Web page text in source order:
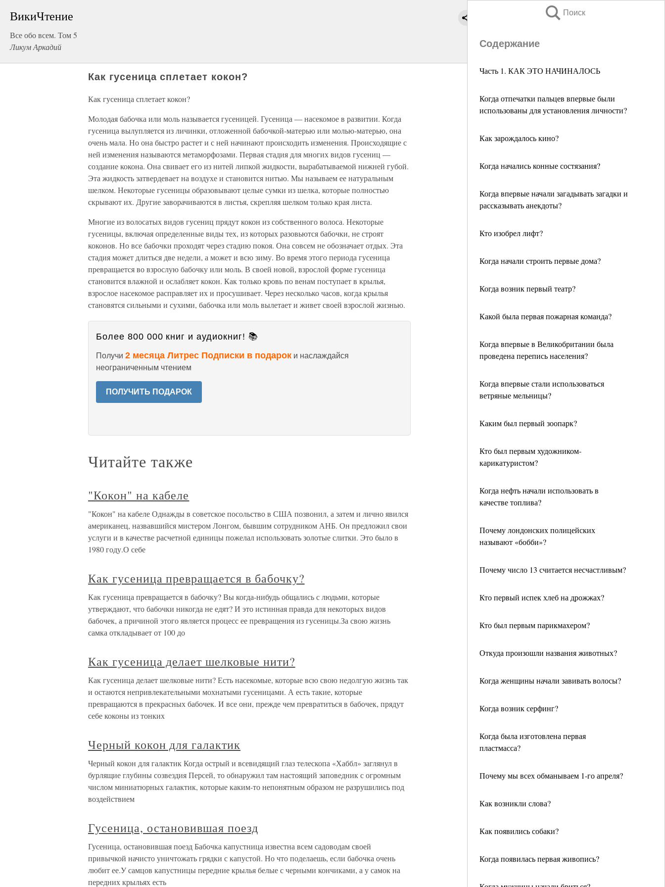
ВикиЧтение
Все обо всем. Том 5
Ликум Аркадий
Поиск
Содержание
Часть 1. КАК ЭТО НАЧИНАЛОСЬ
Когда отпечатки пальцев впервые были
использованы для установления личности?
Как зарождалось кино?
Когда начались конные состязания?
Когда впервые начали загадывать загадки и
рассказывать анекдоты?
Кто изобрел лифт?
Когда начали строить первые дома?
Когда возник первый театр?
Какой была первая пожарная команда?
Когда впервые в Великобритании была
проведена перепись населения?
Когда впервые стали использоваться
ветряные мельницы?
Каким был первый зоопарк?
Кто был первым художником-
карикатуристом?
Когда нефть начали использовать в
качестве топлива?
Почему лондонских полицейских
называют «бобби»?
Почему число 13 считается несчастливым?
Кто первый испек хлеб на дрожжах?
Кто был первым парикмахером?
Откуда произошли названия животных?
Когда женщины начали завивать волосы?
Когда возник серфинг?
Когда была изготовлена первая
пластмасса?
Почему мы всех обманываем 1-го апреля?
Как возникли слова?
Как появились собаки?
Когда появилась первая живопись?
Как гусеница сплетает кокон?
Как гусеница сплетает кокон?
Молодая бабочка или моль называется гусеницей. Гусеница — насекомое в развитии. Когда
гусеница вылупляется из личинки, отложенной бабочкой-матерью или молью-матерью, она
очень мала. Но она быстро растет и с ней начинают происходить изменения. Происходящие с
ней изменения называются метаморфозами. Первая стадия для многих видов гусениц —
создание кокона. Она свивает его из нитей липкой жидкости, вырабатываемой нижней губой.
Эта жидкость затвердевает на воздухе и становится нитью. Мы называем ее натуральным
шелком. Некоторые гусеницы образовывают целые сумки из шелка, которые полностью
скрывают их. Другие заворачиваются в листья, скрепляя шелком только края листа.
Многие из волосатых видов гусениц прядут кокон из собственного волоса. Некоторые
гусеницы, включая определенные виды тех, из которых разовьются бабочки, не строят
коконов. Но все бабочки проходят через стадию покоя. Она совсем не обозначает отдых. Эта
стадия может длиться две недели, а может и всю зиму. Во время этого периода гусеница
превращается во взрослую бабочку или моль. В своей новой, взрослой форме гусеница
становится влажной и ослабляет кокон. Как только кровь по венам поступает в крылья,
взрослое насекомое расправляет их и просушивает. Через несколько часов, когда крылья
становятся сильными и сухими, бабочка или моль вылетает и живет своей взрослой жизнью.
Более 800 000 книг и аудиокниг! 📚
Получи 2 месяца Литрес Подписки в подарок и наслаждайся
неограниченным чтением
ПОЛУЧИТЬ ПОДАРОК
Читайте также
"Кокон" на кабеле
"Кокон" на кабеле Однажды в советское посольство в США позвонил, а затем и лично явился
американец, назвавшийся мистером Лонгом, бывшим сотрудником АНБ. Он предложил свои
услуги и в качестве расчетной единицы пожелал использовать золотые слитки. Это было в
1980 году.О себе
Как гусеница превращается в бабочку?
Как гусеница превращается в бабочку? Вы когда-нибудь общались с людьми, которые
утверждают, что бабочки никогда не едят? И это истинная правда для некоторых видов
бабочек, а причиной этого является процесс ее превращения из гусеницы.За свою жизнь
самка откладывает от 100 до
Как гусеница делает шелковые нити?
Как гусеница делает шелковые нити? Есть насекомые, которые всю свою недолгую жизнь так
и остаются непривлекательными мохнатыми гусеницами. А есть такие, которые
превращаются в прекрасных бабочек. И все они, прежде чем превратиться в бабочек, прядут
себе коконы из тонких
Черный кокон для галактик
Черный кокон для галактик Когда острый и всевидящий глаз телескопа «Хаббл» заглянул в
бурлящие глубины созвездия Персей, то обнаружил там настоящий заповедник с огромным
числом миниатюрных галактик, которые каким-то непонятным образом не разрушились под
воздействием
Гусеница, остановившая поезд
Гусеница, остановившая поезд Бабочка капустница известна всем садоводам своей
привычкой начисто уничтожать грядки с капустой. Но что поделаешь, если бабочка очень
любит ее.У самцов капустницы передние крылья белые с черными кончиками, а у самок на
передних крыльях есть